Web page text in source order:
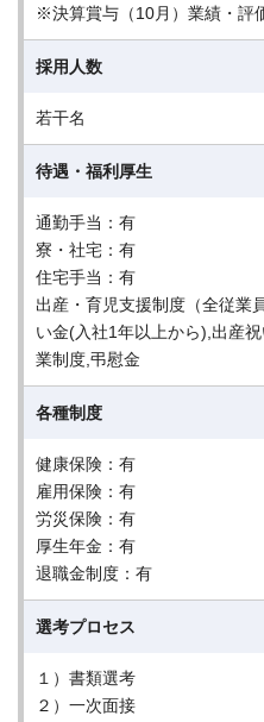
※決算賞与（10月）業績・評
採用人数
若干名
待遇・福利厚生
通勤手当：有
寮・社宅：有
住宅手当：有
出産・育児支援制度（全従業
い金(入社1年以上から),出産
業制度,弔慰金
各種制度
健康保険：有
雇用保険：有
労災保険：有
厚生年金：有
退職金制度：有
選考プロセス
１）書類選考
２）一次面接